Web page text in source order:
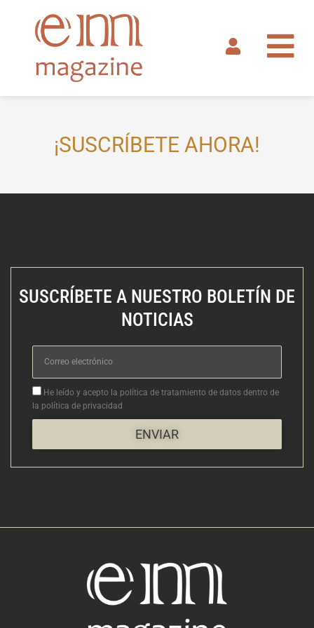
contenido
¡SUSCRÍBETE AHORA!
SUSCRÍBETE A NUESTRO BOLETÍN DE
NOTICIAS
Correo
electrónico
Aceptacion
He leído y acepto la política de tratamiento de datos dentro de
la política de privacidad
ENVIAR